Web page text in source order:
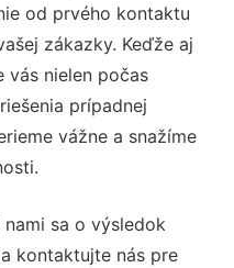
od prvého kontaktu
zákazky. Keďže aj
vás nielen počas
prípadnej
vážne a snažíme
nami sa o výsledok
kontaktujte nás pre